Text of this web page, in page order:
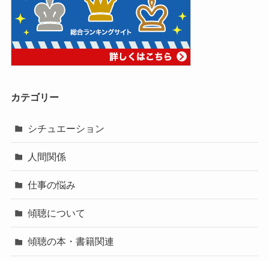
カテゴリー
シチュエーション
人間関係
仕事の悩み
傾聴について
傾聴の本・書籍関連